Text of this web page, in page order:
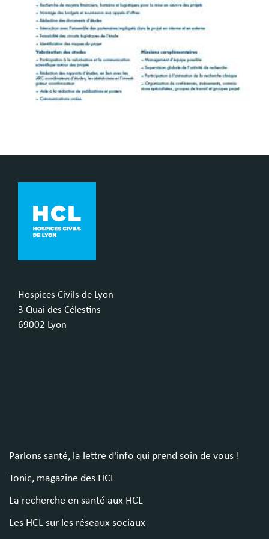
Hospices Civils de Lyon
3 Quai des Célestins
69002 Lyon
Parlons santé, la lettre d'info qui prend soin de vous !
Tonic, magazine des HCL
La recherche en santé aux HCL
Les HCL sur les réseaux sociaux